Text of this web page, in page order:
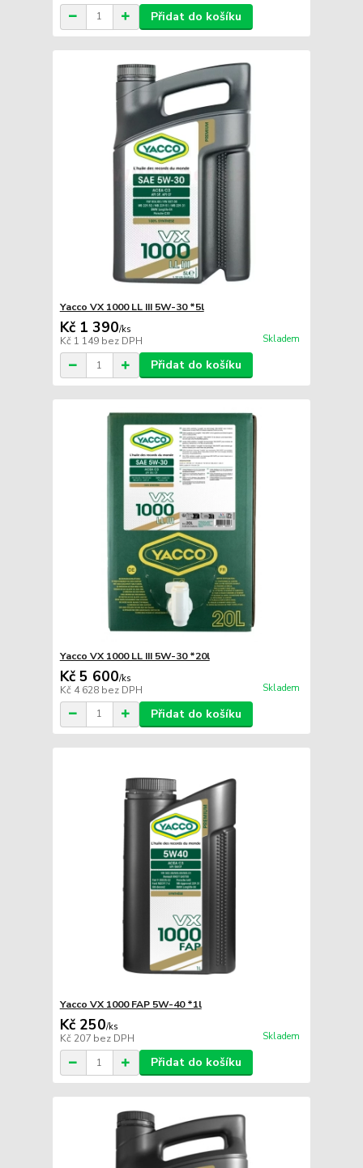
Přidat do košíku
Yacco VX 1000 LL III 5W-30 *5l
Kč 1 390/ks
Kč 1 149 bez DPH Skladem
Přidat do košíku
Yacco VX 1000 LL III 5W-30 *20l
Kč 5 600/ks
Kč 4 628 bez DPH Skladem
Přidat do košíku
Yacco VX 1000 FAP 5W-40 *1l
Kč 250/ks
Kč 207 bez DPH Skladem
Přidat do košíku